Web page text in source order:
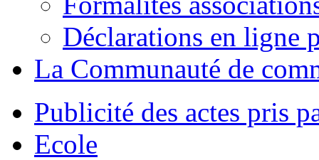
Déclarations en ligne
La Communauté de
Publicité des actes pris
Ecole